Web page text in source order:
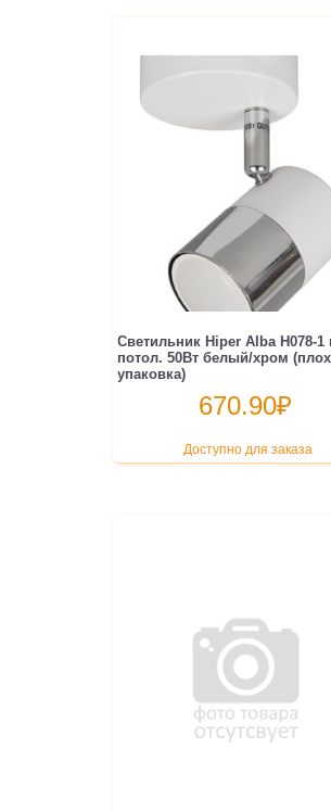
Светильник Hiper Alba H078-1
потол. 50Вт белый/хром
упаковка)
670.90₽
Доступно для заказа